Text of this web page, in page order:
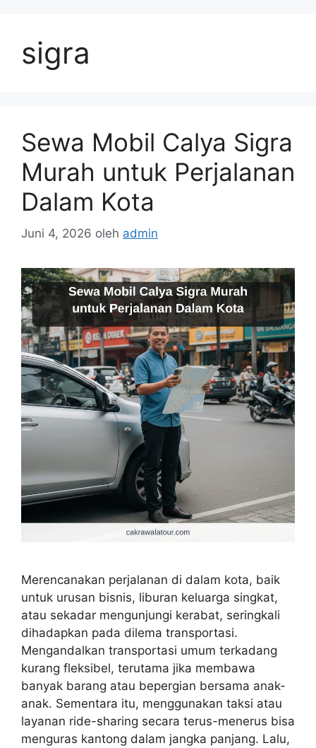
sigra
Sewa Mobil Calya Sigra
Murah untuk Perjalanan
Dalam Kota
Juni 4, 2026 oleh admin
Merencanakan perjalanan di dalam kota, baik
untuk urusan bisnis, liburan keluarga singkat,
atau sekadar mengunjungi kerabat, seringkali
dihadapkan pada dilema transportasi.
Mengandalkan transportasi umum terkadang
kurang fleksibel, terutama jika membawa
banyak barang atau bepergian bersama anak-
anak. Sementara itu, menggunakan taksi atau
layanan ride-sharing secara terus-menerus bisa
menguras kantong dalam jangka panjang. Lalu,